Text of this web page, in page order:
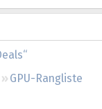
GPU-Rangliste